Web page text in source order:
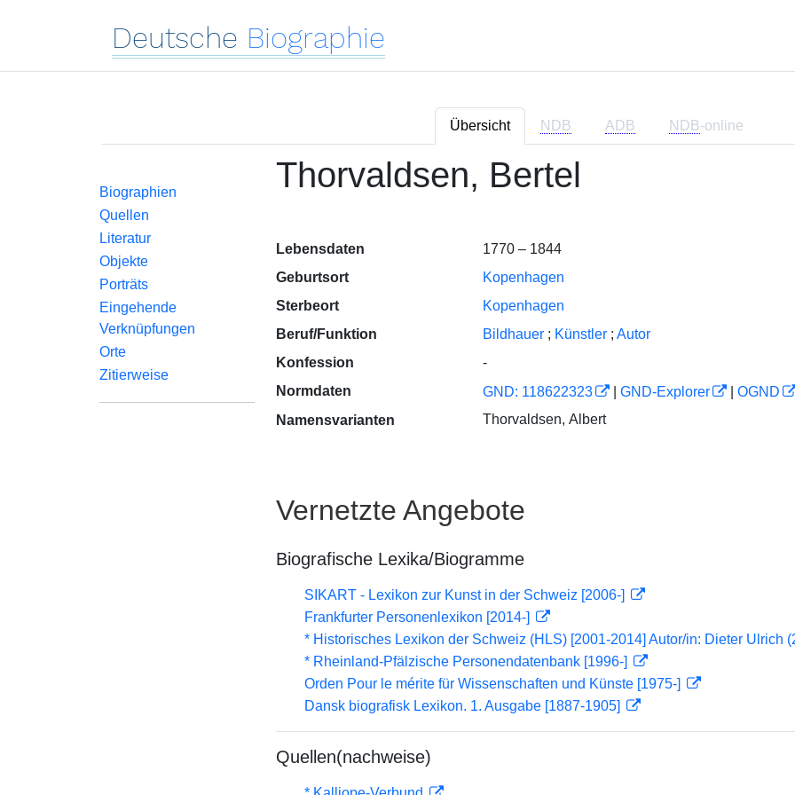
Deutsche Biographie
Übersicht NDB ADB NDB-online
Biographien
Quellen
Literatur
Objekte
Porträts
Eingehende
Verknüpfungen
Orte
Zitierweise
Thorvaldsen, Bertel
Lebensdaten
1770 – 1844
Geburtsort
Kopenhagen
Sterbeort
Kopenhagen
Beruf/Funktion
Bildhauer ; Künstler ; Autor
Konfession
-
Normdaten
GND: 118622323 GND-Explorer OGND
Namensvarianten
Thorvaldsen, Albert
Vernetzte Angebote
Biografische Lexika/Biogramme
SIKART - Lexikon zur Kunst in der Schweiz [2006-]
Frankfurter Personenlexikon [2014-]
* Historisches Lexikon der Schweiz (HLS) [2001-2014] Autor/in: Dieter Ulrich
* Rheinland-Pfälzische Personendatenbank [1996-]
Orden Pour le mérite für Wissenschaften und Künste [1975-]
Dansk biografisk Lexikon. 1. Ausgabe [1887-1905]
Quellen(nachweise)